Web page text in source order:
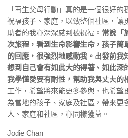
「再生父母行動」真的是一個很好
祝福孩子、家庭，以致整個社區，讓
助者的我亦深深感到被祝福。 常說「
次旅程，看到生命影響生命，孩子簡
的回應，很強烈地感動我。出發前我
想到自己會有如此大的得著、如此深
我學懂愛要有耐性，幫助我與丈夫的
工作，希望將來能更多參與，也希望
為當地的孩子、家庭及社區，帶來更
人、家庭和社區，亦同樣獲益。
Jodie Chan